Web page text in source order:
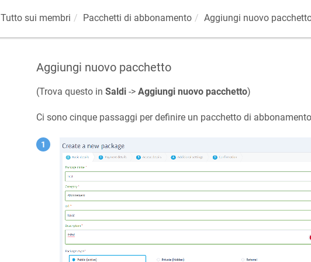
Tutto sui membri Pacchetti di abbonamento Aggiungi nuovo
Aggiungi nuovo pacchetto
(Trova questo in Saldi-> Aggiungi nuovo pacchetto)
Ci sono cinque passaggi per definire un pacchetto di